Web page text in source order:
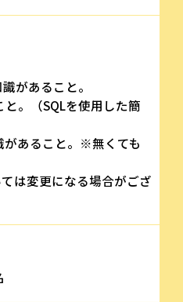
があること。
と。（SQLを使用した簡
があること。※無くても
は変更になる場合がござ